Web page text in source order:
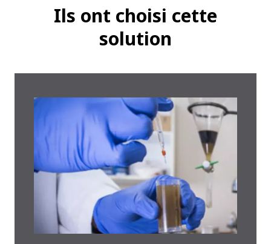
Ils ont choisi cette
solution